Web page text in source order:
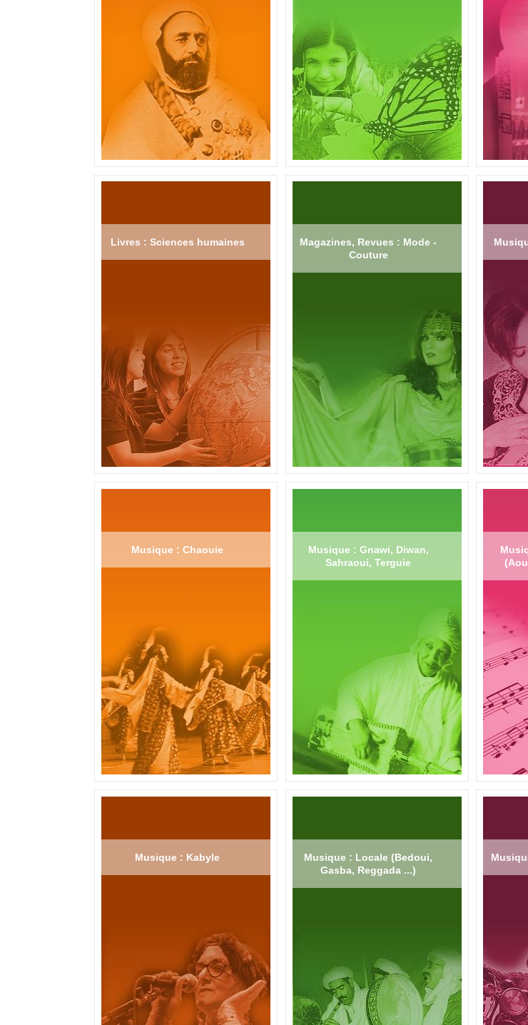
Livres : Sciences humaines
Magazines, Revues : Mode -
Couture
Musique : Chaouie
Musique : Gnawi, Diwan,
Sahraoui, Terguie
Musique : Kabyle
Musique : Locale (Bedoui,
Gasba, Reggada ...)